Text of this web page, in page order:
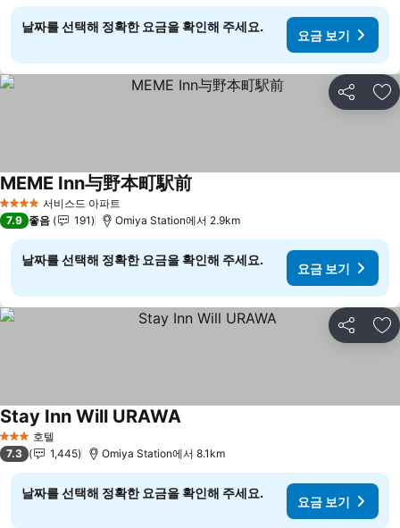
날짜를 선택해 정확한 요금을 확인해 주세요.
요금 보기
공유 즐
4 성급 서비스드 아파트
MEME Inn与野本町駅前
7.9 좋음 191 Omiya Station에서 2.9km
날짜를 선택해 정확한 요금을 확인해 주세요.
요금 보기
공유 즐
3 성급 호텔
Stay Inn Will URAWA요금 보기
7.3 1,445 Omiya Station에서 8.1km
날짜를 선택해 정확한 요금을 확인해 주세요.
요금 보기